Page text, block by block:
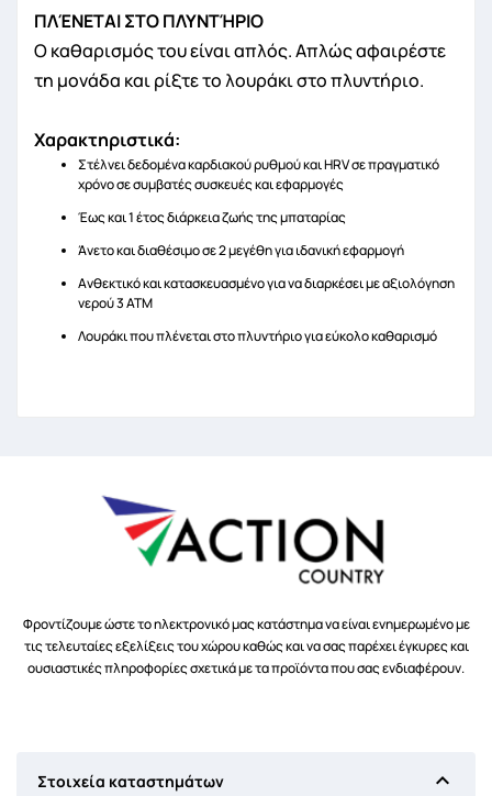
ΠΛΈΝΕΤΑΙ ΣΤΟ ΠΛΥΝΤΉΡΙΟ
Ο καθαρισμός του είναι απλός. Απλώς αφαιρέστε
τη μονάδα και ρίξτε το λουράκι στο πλυντήριο.
Χαρακτηριστικά:
Στέλνει δεδομένα καρδιακού ρυθμού και HRV σε πραγματικό
χρόνο σε συμβατές συσκευές και εφαρμογές
Έως και 1 έτος διάρκεια ζωής της μπαταρίας
Άνετο και διαθέσιμο σε 2 μεγέθη για ιδανική εφαρμογή
Ανθεκτικό και κατασκευασμένο για να διαρκέσει με αξιολόγηση
νερού 3 ΑΤΜ
Λουράκι που πλένεται στο πλυντήριο για εύκολο καθαρισμό
Φροντίζουμε ώστε το ηλεκτρονικό μας κατάστημα να είναι ενημερωμένο με
τις τελευταίες εξελίξεις του χώρου καθώς και να σας παρέχει έγκυρες και
ουσιαστικές πληροφορίες σχετικά με τα προϊόντα που σας ενδιαφέρουν.
Στοιχεία καταστημάτων 